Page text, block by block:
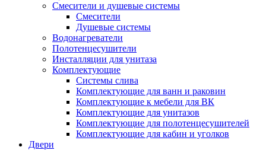
Смесители и душевые системы
Смесители
Душевые системы
Водонагреватели
Полотенцесушители
Инсталляции для унитаза
Комплектующие
Системы слива
Комплектующие для ванн и раковин
Комплектующие к мебели для ВК
Комплектующие для унитазов
Комплектующие для полотенцесушителей
Комплектующие для кабин и уголков
Двери